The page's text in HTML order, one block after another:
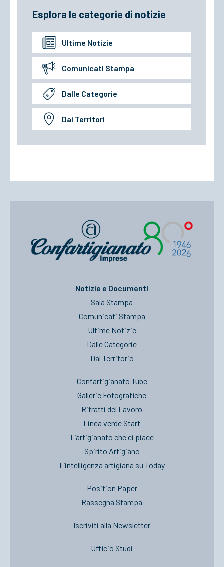
Esplora le categorie di notizie
Ultime Notizie
Comunicati Stampa
Dalle Categorie
Dai Territori
Notizie e Documenti
Sala Stampa
Comunicati Stampa
Ultime Notizie
Dalle Categorie
Dal Territorio
Confartigianato Tube
Gallerie Fotografiche
Ritratti del Lavoro
Linea verde Start
L’artigianato che ci piace
Spirito Artigiano
L’intelligenza artigiana su Today
Position Paper
Rassegna Stampa
Iscriviti alla Newsletter
Ufficio Studi